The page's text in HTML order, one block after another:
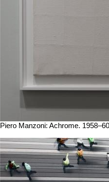
Piero Manzoni: Achrome.